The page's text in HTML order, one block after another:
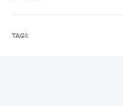
TAGI: